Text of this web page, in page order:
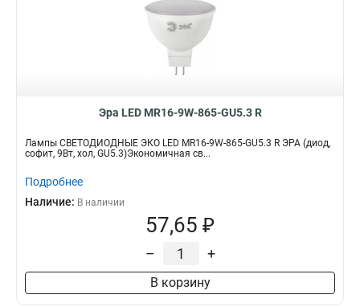
Эра LED MR16-9W-865-GU5.3 R
Лампы СВЕТОДИОДНЫЕ ЭКО LED MR16-9W-865-GU5.3 R ЭРА (диод,
софит, 9Вт, хол, GU5.3)Экономичная св...
Подробнее
Наличие: В наличии
57,65 ₽
– +
В корзину